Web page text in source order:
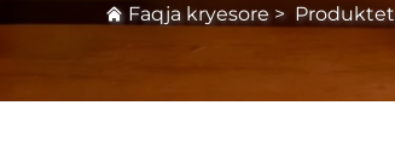
Faqja kryesore > Produktet